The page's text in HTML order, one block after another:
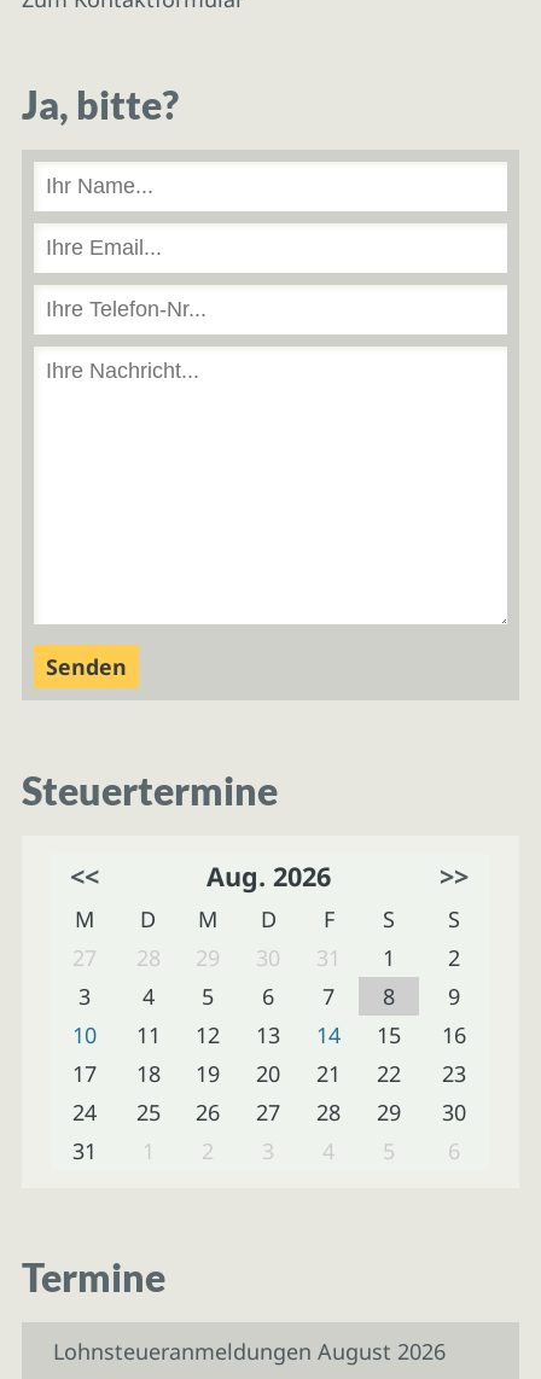
Ja, bitte?
Steuertermine
<< Aug. 2026 >>
M D M D F S
S
27
28 29 30 31 1
2
3
4 5 6 7 8
9
10
11 12 13 14 15
16
17
18 19 20 21 22
23
24
25 26 27 28 29
30
31
1 2 3 4 5 6
Termine
Lohnsteueranmeldungen August 2026